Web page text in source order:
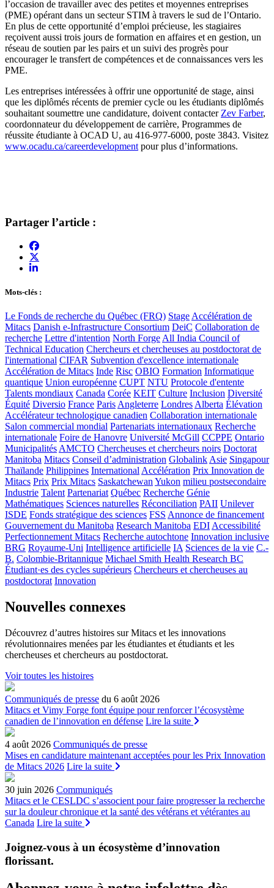
l’occasion de travailler avec des petites et moyennes entreprises
(PME) opérant dans un secteur STIM à travers le sud de l’Ontario.
En plus de cette opportunité d’emploi précieuse, les stagiaires
reçoivent aussi trois jours de formation en affaires et en gestion, un
réseau de soutien par les pairs et un suivi des progrès pour
encourager le transfert de compétences et de connaissances vers les
PME.
Les entreprises intéressées à offrir une opportunité de stage, ainsi
que les diplômés récents de premier cycle ou les étudiants diplômés
souhaitant soumettre une candidature, doivent contacter Zev Farber,
coordonnateur du développement de carrière, Programmes de
réussite étudiante à OCAD U, au 416-977-6000, poste 3843. Visitez
www.ocadu.ca/careerdevelopment pour plus d’informations.
Partager l’article :
Mots-clés :
Le Fonds de recherche du Québec (FRQ) Stage Accélération de
Mitacs Danish e-Infrastructure Consortium DeiC Collaboration de
recherche Lettre d'intention North Forge All India Council of
Technical Education Chercheurs et chercheuses au postdoctorat de
l'international CIFAR Subvention d'excellence internationale
Accélération de Mitacs Inde Risc OBIO Formation Informatique
quantique Union européenne CUPT NTU Protocole d'entente
Talents mondiaux Canada Corée KEIT Culture Inclusion Diversité
Équité Diversio France Paris Angleterre Londres Alberta Élévation
Accélérateur technologique canadien Collaboration internationale
Salon commercial mondial Partenariats internationaux Recherche
internationale Foire de Hanovre Université McGill CCPPE Ontario
Municipalités AMCTO Chercheuses et chercheurs noirs Doctorat
Manitoba Mitacs Conseil d’administration Globalink Asie Singapour
Thaïlande Philippines International Accélération Prix Innovation de
Mitacs Prix Prix Mitacs Saskatchewan Yukon milieu postsecondaire
Industrie Talent Partenariat Québec Recherche Génie
Mathématiques Sciences naturelles Réconciliation PAII Unilever
ISDE Fonds stratégique des sciences FSS Annonce de financement
Gouvernement du Manitoba Research Manitoba EDI Accessibilité
Perfectionnement Mitacs Recherche autochtone Innovation inclusive
BRG Royaume-Uni Intelligence artificielle IA Sciences de la vie C.-
B. Colombie-Britannique Michael Smith Health Research BC
Étudiant·es des cycles supérieurs Chercheurs et chercheuses au
postdoctorat Innovation
Nouvelles connexes
Découvrez d’autres histoires sur Mitacs et les innovations
révolutionnaires menées par les étudiantes et étudiants et les
chercheuses et chercheurs au postdoctorat.
Voir toutes les histoires
Communiqués de presse du 6 août 2026
Mitacs et Vimy Forge font équipe pour renforcer l’écosystème
canadien de l’innovation en défense Lire la suite
4 août 2026 Communiqués de presse
Mises en candidature maintenant acceptées pour les Prix Innovation
de Mitacs 2026 Lire la suite
30 juin 2026 Communiqués
Mitacs et le CESLDC s’associent pour faire progresser la recherche
sur la douleur chronique et la santé des vétérans et vétérantes au
Canada Lire la suite
Joignez-vous à un écosystème d’innovation
florissant.